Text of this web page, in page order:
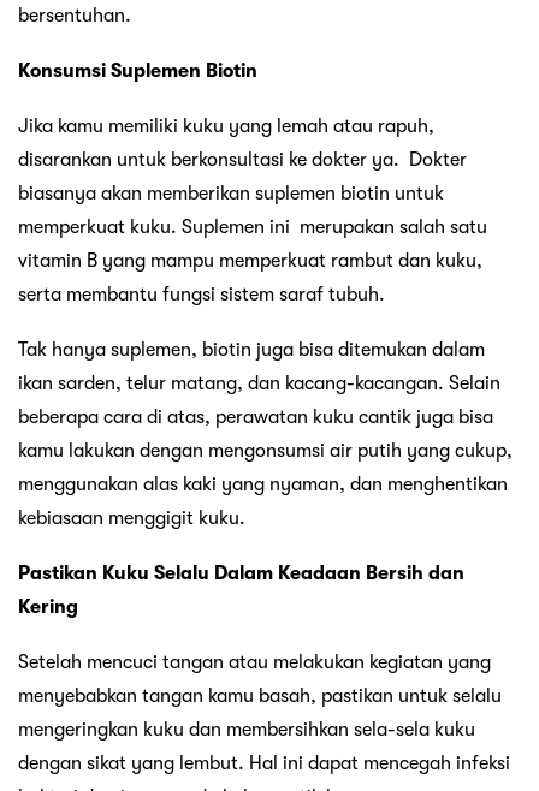
bersentuhan.
Konsumsi Suplemen Biotin
Jika kamu memiliki kuku yang lemah atau rapuh,
disarankan untuk berkonsultasi ke dokter ya. Dokter
biasanya akan memberikan suplemen biotin untuk
memperkuat kuku. Suplemen ini merupakan salah satu
vitamin B yang mampu memperkuat rambut dan kuku,
serta membantu fungsi sistem saraf tubuh.
Tak hanya suplemen, biotin juga bisa ditemukan dalam
ikan sarden, telur matang, dan kacang-kacangan. Selain
beberapa cara di atas, perawatan kuku cantik juga bisa
kamu lakukan dengan mengonsumsi air putih yang cukup,
menggunakan alas kaki yang nyaman, dan menghentikan
kebiasaan menggigit kuku.
Pastikan Kuku Selalu Dalam Keadaan Bersih dan
Kering
Setelah mencuci tangan atau melakukan kegiatan yang
menyebabkan tangan kamu basah, pastikan untuk selalu
mengeringkan kuku dan membersihkan sela-sela kuku
dengan sikat yang lembut. Hal ini dapat mencegah infeksi